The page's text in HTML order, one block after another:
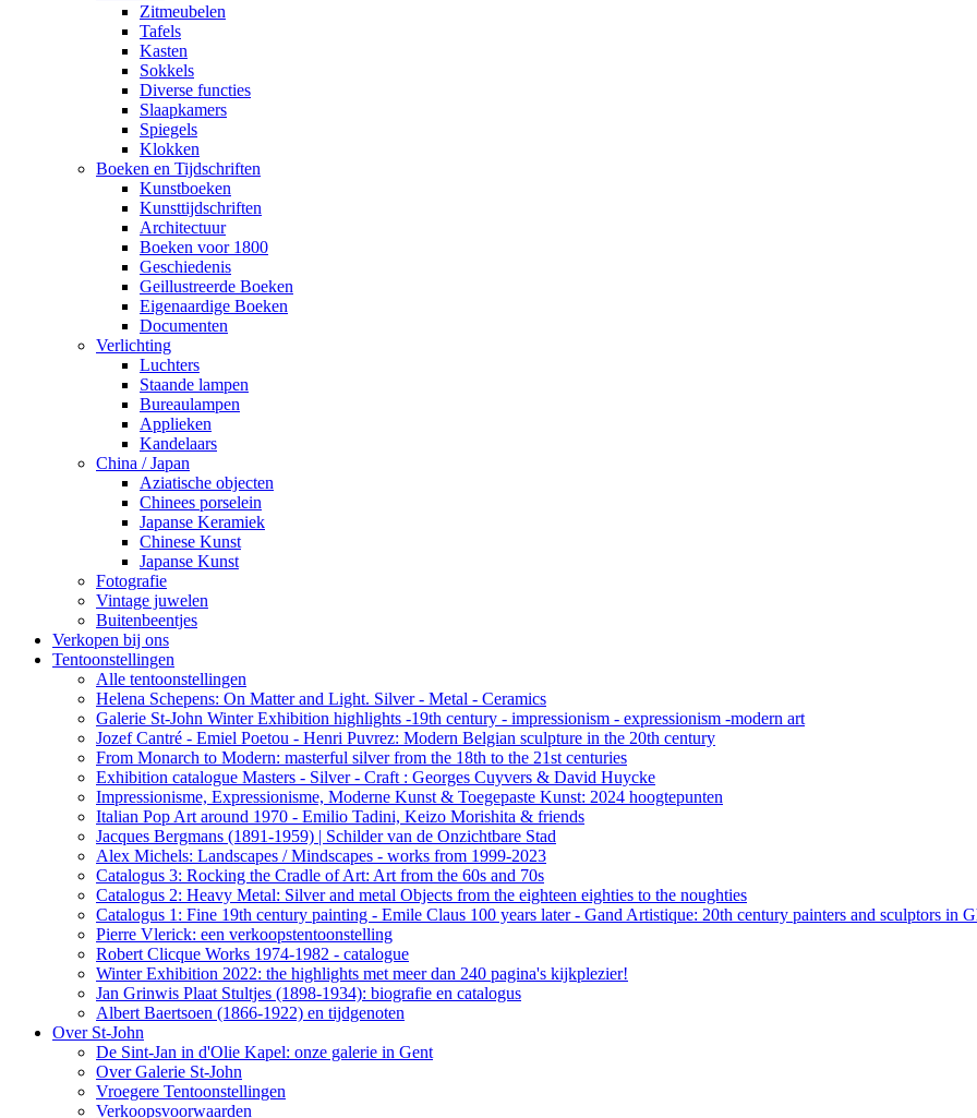
Zitmeubelen
Tafels
Kasten
Sokkels
Diverse functies
Slaapkamers
Spiegels
Klokken
Boeken en Tijdschriften
Kunstboeken
Kunsttijdschriften
Architectuur
Boeken voor 1800
Geschiedenis
Geillustreerde Boeken
Eigenaardige Boeken
Documenten
Verlichting
Luchters
Staande lampen
Bureaulampen
Applieken
Kandelaars
China / Japan
Aziatische objecten
Chinees porselein
Japanse Keramiek
Chinese Kunst
Japanse Kunst
Fotografie
Vintage juwelen
Buitenbeentjes
Verkopen bij ons
Tentoonstellingen
Alle tentoonstellingen
Helena Schepens: On Matter and Light. Silver - Metal - Ceramics
Galerie St-John Winter Exhibition highlights -19th century - impressionism - expressionism -modern art
Jozef Cantré - Emiel Poetou - Henri Puvrez: Modern Belgian sculpture in the 20th century
From Monarch to Modern: masterful silver from the 18th to the 21st centuries
Exhibition catalogue Masters - Silver - Craft : Georges Cuyvers & David Huycke
Impressionisme, Expressionisme, Moderne Kunst & Toegepaste Kunst: 2024 hoogtepunten
Italian Pop Art around 1970 - Emilio Tadini, Keizo Morishita & friends
Jacques Bergmans (1891-1959) | Schilder van de Onzichtbare Stad
Alex Michels: Landscapes / Mindscapes - works from 1999-2023
Catalogus 3: Rocking the Cradle of Art: Art from the 60s and 70s
Catalogus 2: Heavy Metal: Silver and metal Objects from the eighteen eighties to the noughties
Catalogus 1: Fine 19th century painting - Emile Claus 100 years later - Gand Artistique: 20th century painters and sculptors in
Pierre Vlerick: een verkoopstentoonstelling
Robert Clicque Works 1974-1982 - catalogue
Winter Exhibition 2022: the highlights met meer dan 240 pagina's kijkplezier!
Jan Grinwis Plaat Stultjes (1898-1934): biografie en catalogus
Albert Baertsoen (1866-1922) en tijdgenoten
Over St-John
De Sint-Jan in d'Olie Kapel: onze galerie in Gent
Over Galerie St-John
Vroegere Tentoonstellingen
Verkoopsvoorwaarden